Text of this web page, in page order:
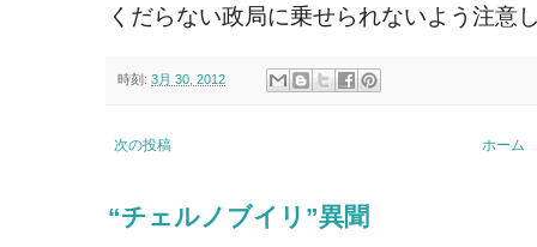
くだらない政局に乗せられないよう注意
時刻: 3月 30, 2012
次の投稿 ホーム
“チェルノブイリ”異聞